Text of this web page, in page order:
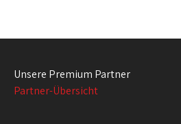
Unsere Premium Partner
Partner-Übersicht